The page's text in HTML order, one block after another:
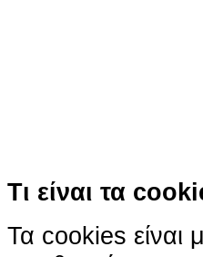
Τι είναι τα
Τα cookies είναι